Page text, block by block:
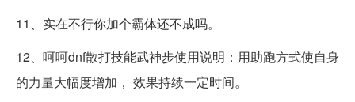
11、实在不行你加个霸体还不成吗。
12、呵呵dnf散打技能武神步使用说明：用助跑方式使自身
的力量大幅度增加， 效果持续一定时间。